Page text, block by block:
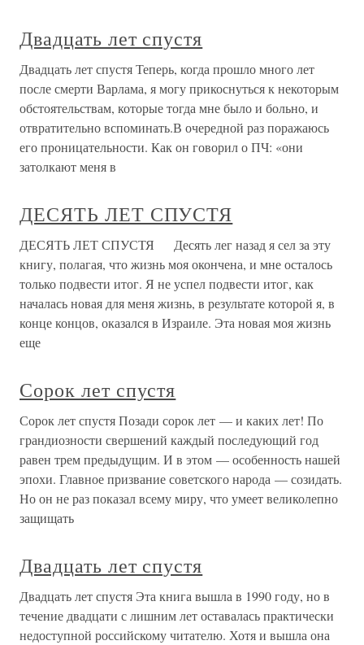
Двадцать лет спустя
Двадцать лет спустя Теперь, когда прошло много лет
после смерти Варлама, я могу прикоснуться к некоторым
обстоятельствам, которые тогда мне было и больно, и
отвратительно вспоминать.В очередной раз поражаюсь
его проницательности. Как он говорил о ПЧ: «они
затолкают меня в
ДЕСЯТЬ ЛЕТ СПУСТЯ
ДЕСЯТЬ ЛЕТ СПУСТЯ Десять лег назад я сел за эту
книгу, полагая, что жизнь моя окончена, и мне осталось
только подвести итог. Я не успел подвести итог, как
началась новая для меня жизнь, в результате которой я, в
конце концов, оказался в Израиле. Эта новая моя жизнь
еще
Сорок лет спустя
Сорок лет спустя Позади сорок лет — и каких лет! По
грандиозности свершений каждый последующий год
равен трем предыдущим. И в этом — особенность нашей
эпохи. Главное призвание советского народа — созидать.
Но он не раз показал всему миру, что умеет великолепно
защищать
Двадцать лет спустя
Двадцать лет спустя Эта книга вышла в 1990 году, но в
течение двадцати с лишним лет оставалась практически
недоступной российскому читателю. Хотя и вышла она